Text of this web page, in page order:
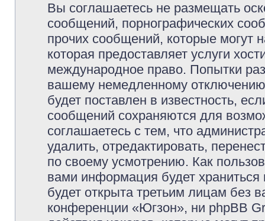
Вы соглашаетесь не размещать
сообщений, порнографических
прочих сообщений, которые могут
которая предоставляет услуги
международное право. Попытки
вашему немедленному
будет поставлен в известность,
сообщений сохраняются для
соглашаетесь с тем, что
удалить, отредактировать,
по своему усмотрению. Как
вами информация будет
будет открыта третьим лицам без
конференции «Югзон», ни phpBB